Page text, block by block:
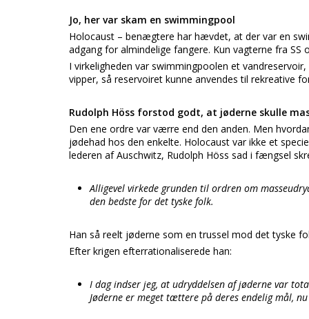
Jo, her var skam en swimmingpool
Holocaust – benægtere har hævdet, at der var en
adgang for almindelige fangere. Kun vagterne fra
I virkeligheden var swimmingpoolen et
vipper, så reservoiret kunne anvendes til rekreative
Rudolph Höss forstod godt, at jøderne skulle
Den ene ordre var værre end den anden. Men
jødehad hos den enkelte. Holocaust var ikke et
lederen af Auschwitz, Rudolph Höss sad i fængsel
Alligevel virkede grunden til ordren om
den bedste for det tyske folk.
Han så reelt jøderne som en trussel mod det tyske
Efter krigen efterrationaliserede han:
I dag indser jeg, at udryddelsen af jøderne var
Jøderne er meget tættere på deres endelig mål, nu